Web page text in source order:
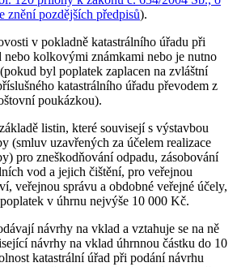
znění pozdějších předpisů).
v pokladně katastrálního úřadu při
nebo kolkovými známkami nebo je nutno
byl poplatek zaplacen na zvláštní
katastrálního úřadu převodem z
poukázkou).
listin, které souvisejí s výstavbou
(smluv uzavřených za účelem realizace
pro zneškodňování odpadu, zásobování
vod a jejich čištění, pro veřejnou
veřejnou správu a obdobné veřejné účely,
v úhrnu nejvýše 10 000 Kč.
návrhy na vklad a vztahuje se na ně
návrhy na vklad úhrnnou částku do 10
katastrální úřad při podání návrhu